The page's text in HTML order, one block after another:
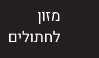
מזון
לחתולים